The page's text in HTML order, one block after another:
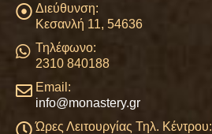
Διεύθυνση:
Κεσανλή 11, 54636
Τηλέφωνο:
2310 840188
Email:
info@monastery.gr
Ώρες Λειτουργίας Τηλ. Κέντρου: